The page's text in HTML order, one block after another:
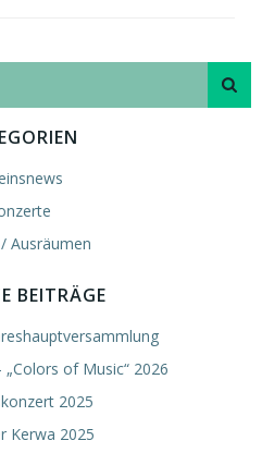
Ausräumen
BEITRÄGE
of Music“ 2026
2025
Kerwa 2025